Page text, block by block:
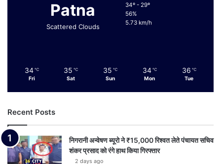
Patna
Scattered Clouds
34º - 29º
56%
5.73 km/h
34 ℃
Fri
35 ℃
Sat
35 ℃
Sun
34 ℃
Mon
36 ℃
Tue
Recent Posts
निगरानी अन्वेषण ब्यूरो ने ₹15,000 रिश्वत लेते पंचायत सचिव
शंकर प्रसाद को रंगे हाथ किया गिरफ्तार
2 days ago